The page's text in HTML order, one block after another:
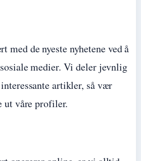
med de nyeste nyhetene ved å
medier. Vi deler jevnlig
artikler, så vær
ut våre profiler.